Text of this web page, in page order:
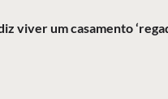
viver um casamento